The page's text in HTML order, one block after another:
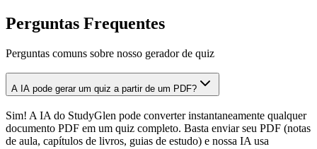
Perguntas Frequentes
Perguntas comuns sobre nosso gerador de quiz
A IA pode gerar um quiz a partir de um PDF?
Sim! A IA do StudyGlen pode converter instantaneamente qualquer
documento PDF em um quiz completo. Basta enviar seu PDF (notas
de aula, capítulos de livros, guias de estudo) e nossa IA usa